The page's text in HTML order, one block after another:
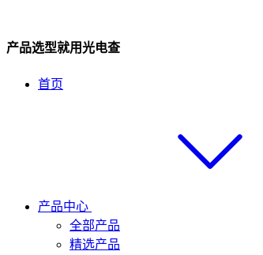
产品选型就用光电查
首页
产品中心
全部产品
精选产品